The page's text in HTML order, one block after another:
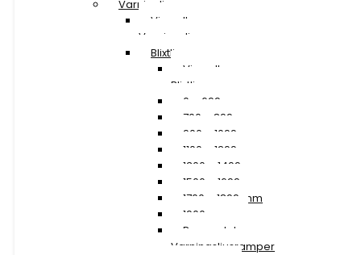
Varningljus
Visa alla
Varningsljus
Blixtljusramper
Visa alla
Blixtljusramper
0 – 699 mm
700 – 899 mm
900 – 1099 mm
1100 – 1299 mm
1300 – 1499 mm
1500 – 1699 mm
1700 – 1899 mm
1900 mm »
Reservdelar
Varningsljusramper